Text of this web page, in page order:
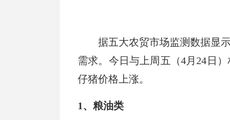
据五大农贸市场监测数据显
需求。今日与上周五（4月24日
仔猪价格上涨。
1、粮油类